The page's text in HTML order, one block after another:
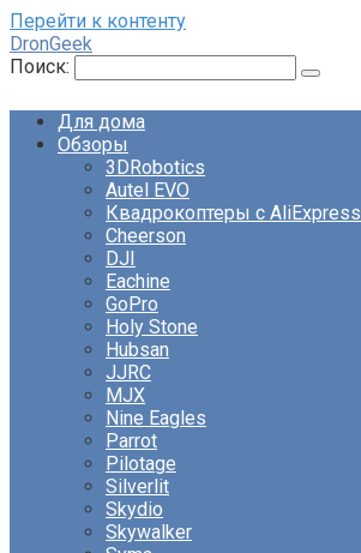
Перейти к контенту
DronGeek
Поиск:
Для дома
Обзоры
3DRobotics
Autel EVO
Квадрокоптеры с AliExpress
Cheerson
DJI
Eachine
GoPro
Holy Stone
Hubsan
JJRC
MJX
Nine Eagles
Parrot
Pilotage
Silverlit
Skydio
Skywalker